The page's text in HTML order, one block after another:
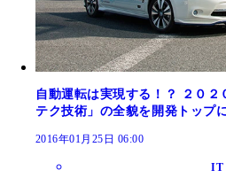
自動運転は実現する！？ ２０２
テク技術」の全貌を開発トップ
2016年01月25日 06:00
IT